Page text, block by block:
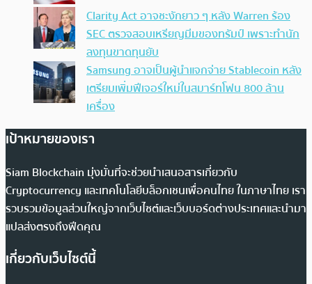
Clarity Act อาจชะงักยาว ๆ หลัง Warren ร้อง
SEC ตรวจสอบเหรียญมีมของทรัมป์ เพราะทำนัก
ลงทุนขาดทุนยับ
Samsung อาจเป็นผู้นำแจกจ่าย Stablecoin หลัง
เตรียมเพิ่มฟีเจอร์ใหม่ในสมาร์ทโฟน 800 ล้าน
เครื่อง
เป้าหมายของเรา
Siam Blockchain มุ่งมั่นที่จะช่วยนำเสนอสารเกี่ยวกับ
Cryptocurrency และเทคโนโลยีบล็อกเชนเพื่อคนไทย ในภาษาไทย เรา
รวบรวมข้อมูลส่วนใหญ่จากเว็บไซต์และเว็บบอร์ดต่างประเทศและนำมา
แปลส่งตรงถึงฟีดคุณ
เกี่ยวกับเว็บไซต์นี้